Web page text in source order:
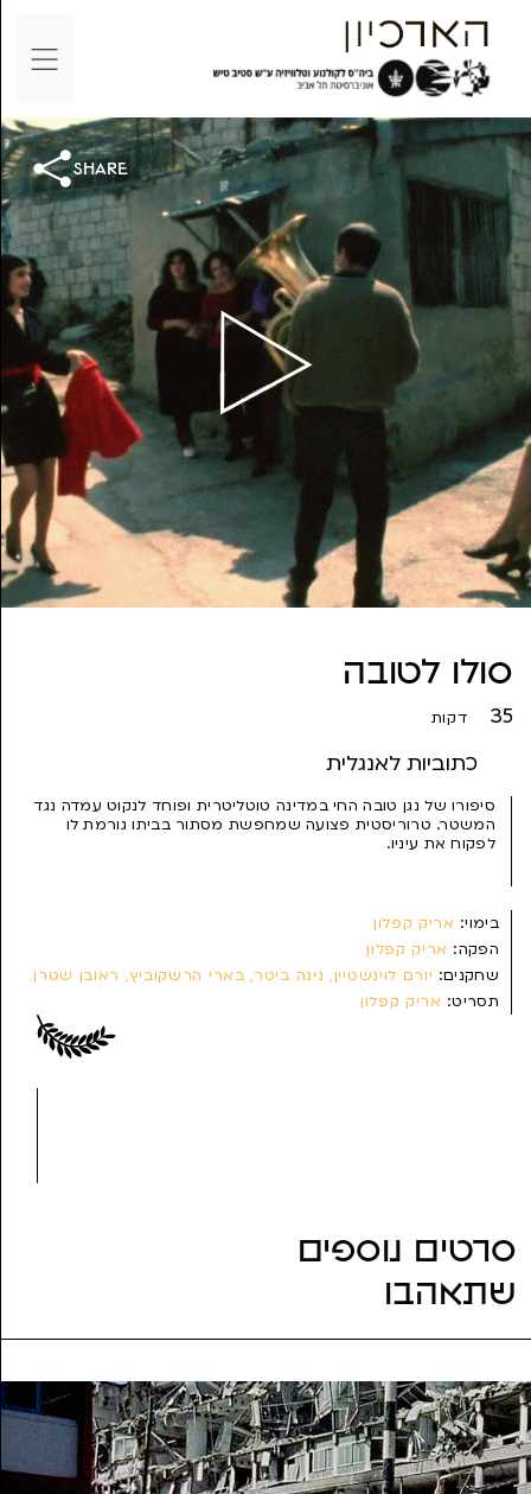
share
סולו לטובה
35 דקות
כתוביות לאנגלית
בימוי: אריק קפלון
הפקה: אריק קפלון
שחקנים: יורם לוינשטיין, נינה ביטר, בארי הרשקוביץ, ראובן שטרן
תסריט: אריק קפלון
סיפורו של נגן טובה החי במדינה טוטליטרית ופוחד לנקוט עמדה נגד
המשטר. טרוריסטית פצועה שמחפשת מסתור בביתו גורמת לו
לפקוח את עיניו.
סרטים נוספים
שתאהבו